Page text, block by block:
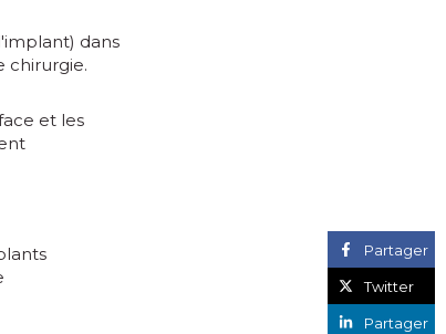
dans
chirurgie.
et les
Partager
Twitter
Partager